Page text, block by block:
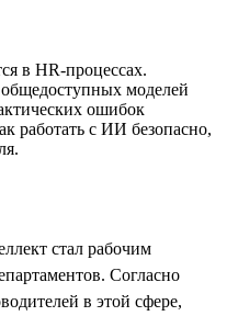
в HR-процессах.
моделей
ошибок
работать с ИИ безопасно,
стал рабочим
Согласно
в этой сфере,